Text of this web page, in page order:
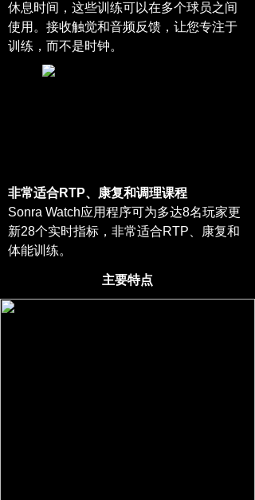
休息时间，这些训练可以在多个球员之间
使用。接收触觉和音频反馈，让您专注于
训练，而不是时钟。
非常适合RTP、康复和调理课程
Sonra Watch应用程序可为多达8名玩家更
新28个实时指标，非常适合RTP、康复和
体能训练。
主要特点